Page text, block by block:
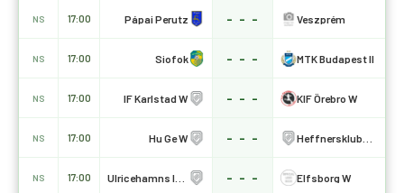
NS 17:00 Pápai Perutz - - - Veszprém
NS 17:00 Siofok - - - MTK Budapest II
NS 17:00 IF Karlstad W - - - KIF Örebro W
NS 17:00 Hu Ge W - - -
NS 17:00 - - - Elfsborg W